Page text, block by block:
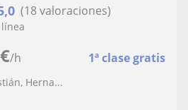
€/h 1ª clase gratis
(18 valoraciones)
línea
Herna...